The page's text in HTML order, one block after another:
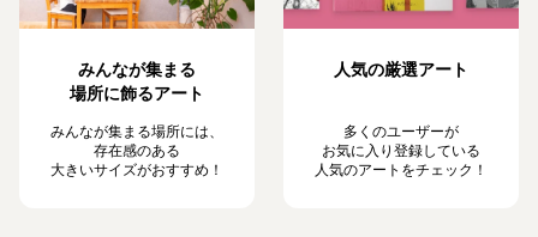
みんなが集まる
場所に飾るアート
みんなが集まる場所には、
存在感のある
大きいサイズがおすすめ！
人気の厳選アート
多くのユーザーが
お気に入り登録している
人気のアートをチェック！